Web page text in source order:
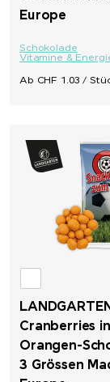
Europe
Schokolade
Vitamine &
Ab CHF 1.03 /
Cranberries in
Orangen-
3 Grössen